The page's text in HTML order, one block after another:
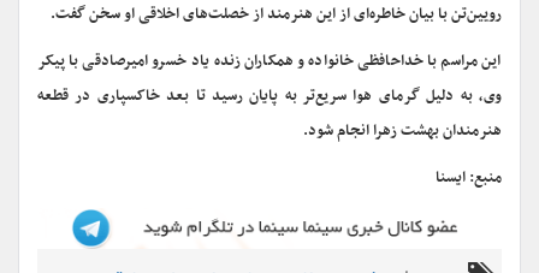
رویین‌تن با بیان خاطره‌ای از این هنرمند از خصلت‌های اخلاقی او سخن گفت.
این‌ مراسم با خداحافظی خانواده و همکاران زنده یاد خسرو امیرصادقی با پیکر
وی، به دلیل گرمای هوا سریع‌تر به پایان رسید تا بعد خاکسپاری در قطعه
هنرمندان بهشت زهرا انجام شود.
منبع: ایسنا